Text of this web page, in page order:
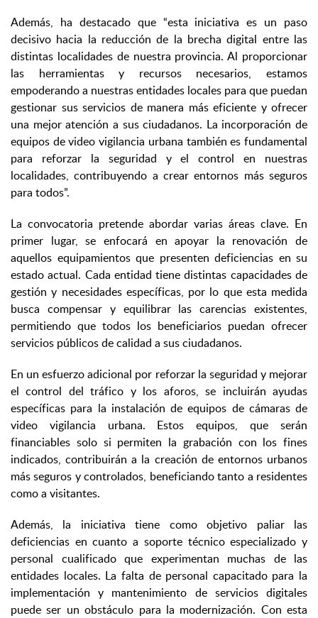
Además, ha destacado que “esta iniciativa es un paso
decisivo hacia la reducción de la brecha digital entre las
distintas localidades de nuestra provincia. Al proporcionar
las herramientas y recursos necesarios, estamos
empoderando a nuestras entidades locales para que puedan
gestionar sus servicios de manera más eficiente y ofrecer
una mejor atención a sus ciudadanos. La incorporación de
equipos de video vigilancia urbana también es fundamental
para reforzar la seguridad y el control en nuestras
localidades, contribuyendo a crear entornos más seguros
para todos”.
La convocatoria pretende abordar varias áreas clave. En
primer lugar, se enfocará en apoyar la renovación de
aquellos equipamientos que presenten deficiencias en su
estado actual. Cada entidad tiene distintas capacidades de
gestión y necesidades específicas, por lo que esta medida
busca compensar y equilibrar las carencias existentes,
permitiendo que todos los beneficiarios puedan ofrecer
servicios públicos de calidad a sus ciudadanos.
En un esfuerzo adicional por reforzar la seguridad y mejorar
el control del tráfico y los aforos, se incluirán ayudas
específicas para la instalación de equipos de cámaras de
video vigilancia urbana. Estos equipos, que serán
financiables solo si permiten la grabación con los fines
indicados, contribuirán a la creación de entornos urbanos
más seguros y controlados, beneficiando tanto a residentes
como a visitantes.
Además, la iniciativa tiene como objetivo paliar las
deficiencias en cuanto a soporte técnico especializado y
personal cualificado que experimentan muchas de las
entidades locales. La falta de personal capacitado para la
implementación y mantenimiento de servicios digitales
puede ser un obstáculo para la modernización. Con esta